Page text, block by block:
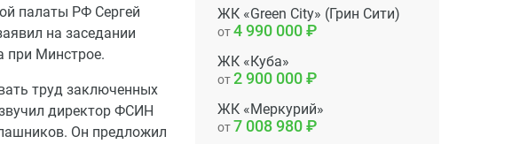
палаты РФ Сергей
на заседании
при Минстрое.
труд заключенных
директор ФСИН
Он предложил
ЖК «Green City» (Грин Сити)
от4 990 000
ЖК «Куба»
от2 900 000
ЖК «Меркурий»
от7 008 980